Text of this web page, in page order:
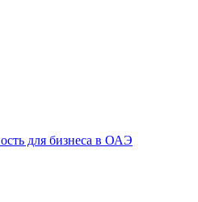
для бизнеса в ОАЭ